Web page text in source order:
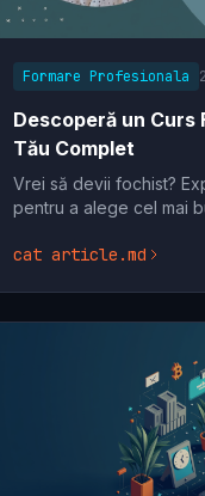
Formare Profesionala
Descoperă un Curs
Tău Complet
Vrei să devii fochist?
pentru a alege cel mai
cat article.md